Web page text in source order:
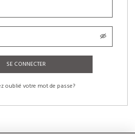
SE CONNECTER
oublié votre mot de passe?